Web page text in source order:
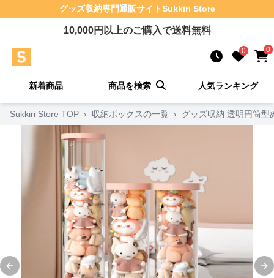
グッズ収納専門通販サイトSukkiri Store
10,000円以上のご購入で送料無料
0 0
新着商品 商品を検索 人気ランキング
Sukkiri Store TOP › 収納ボックスの一覧 › グッズ収納 透明円筒型
Previous slide